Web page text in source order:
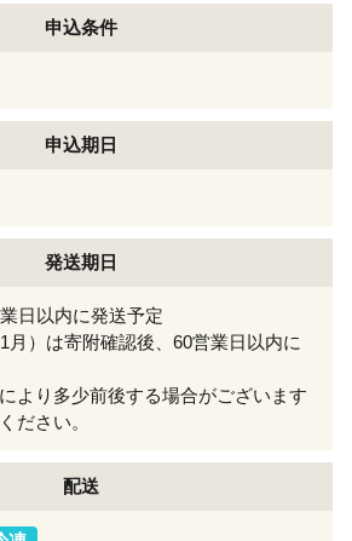
申込条件
申込期日
発送期日
日以内に発送予定
月）は寄附確認後、60営業日以内に
より多少前後する場合がございます
ださい。
配送